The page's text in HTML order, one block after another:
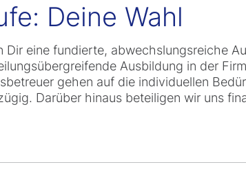
Deine Wahl
eine fundierte, abwechslungsreiche
Ausbildung in der
gehen auf die individuellen
Darüber hinaus beteiligen wir uns